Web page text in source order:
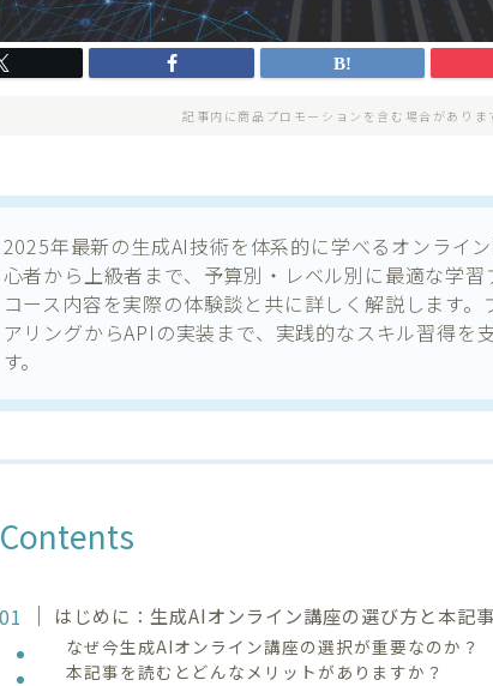
記事内に商品プロモーションを含む場合がありま
2025年最新の生成AI技術を体系的に学べるオンライ
心者から上級者まで、予算別・レベル別に最適な学習
コース内容を実際の体験談と共に詳しく解説します。
アリングからAPIの実装まで、実践的なスキル習得を
す。
Contents
はじめに：生成AIオンライン講座の選び方と本記
なぜ今生成AIオンライン講座の選択が重要なのか？
本記事を読むとどんなメリットがありますか？